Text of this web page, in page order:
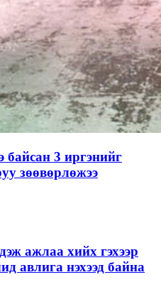
байсан 3 иргэнийг
зөөвөрлөжээ
ажлаа хийх гэхээр
авлига нэхээд байна